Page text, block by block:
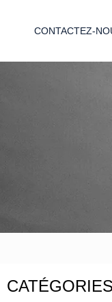
CONTACTEZ-
CATÉGORIES